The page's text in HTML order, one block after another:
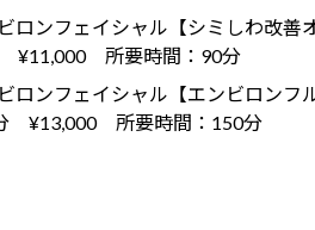
ロンフェイシャル【シミしわ改善
¥11,000 所要時間：90分
ロンフェイシャル【エンビロンフ
¥13,000 所要時間：150分